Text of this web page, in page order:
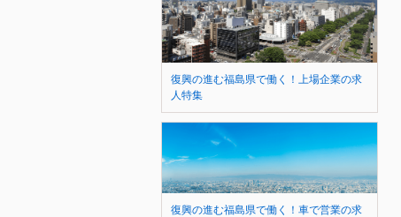
復興の進む福島県で働く！上場企業の求
人特集
復興の進む福島県で働く！車で営業の求